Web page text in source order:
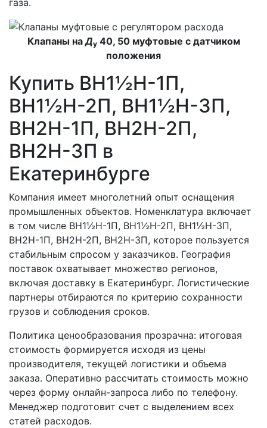
Клапаны наДу40, 50 муфтовые с датчиком
положения
Купить ВН1½Н-1П,
ВН1½Н-2П, ВН1½Н-3П,
ВН2Н-1П, ВН2Н-2П,
ВН2Н-3П в
Екатеринбурге
Компания имеет многолетний опыт оснащения
промышленных объектов. Номенклатура включает
в том числе ВН1½Н-1П, ВН1½Н-2П, ВН1½Н-3П,
ВН2Н-1П, ВН2Н-2П, ВН2Н-3П, которое пользуется
стабильным спросом у заказчиков. География
поставок охватывает множество регионов,
включая доставку в Екатеринбург. Логистические
партнеры отбираются по критерию сохранности
грузов и соблюдения сроков.
Политика ценообразования прозрачна: итоговая
стоимость формируется исходя из цены
производителя, текущей логистики и объема
заказа. Оперативно рассчитать стоимость можно
через форму онлайн-запроса либо по телефону.
Менеджер подготовит счет с выделением всех
статей расходов.